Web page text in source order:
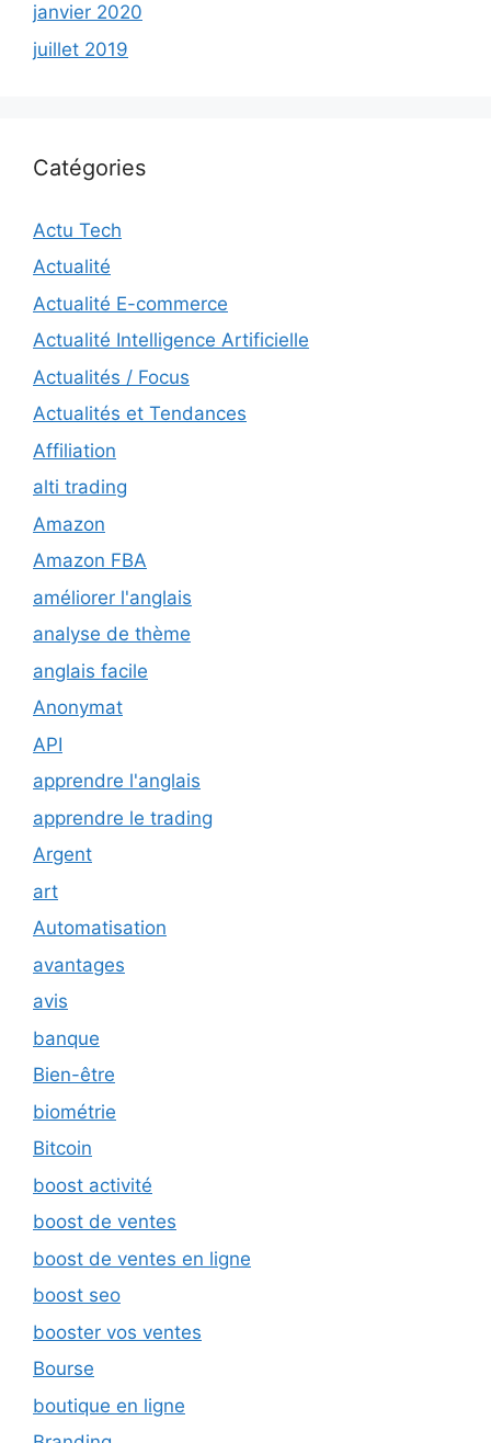
janvier 2020
juillet 2019
Catégories
Actu Tech
Actualité
Actualité E-commerce
Actualité Intelligence Artificielle
Actualités / Focus
Actualités et Tendances
Affiliation
alti trading
Amazon
Amazon FBA
améliorer l'anglais
analyse de thème
anglais facile
Anonymat
API
apprendre l'anglais
apprendre le trading
Argent
art
Automatisation
avantages
avis
banque
Bien-être
biométrie
Bitcoin
boost activité
boost de ventes
boost de ventes en ligne
boost seo
booster vos ventes
Bourse
boutique en ligne